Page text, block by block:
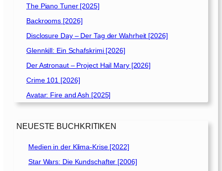
The Piano Tuner [2025]
Backrooms [2026]
Disclosure Day – Der Tag der Wahrheit [2026]
Glennkill: Ein Schafskrimi [2026]
Der Astronaut – Project Hail Mary [2026]
Crime 101 [2026]
Avatar: Fire and Ash [2025]
NEUESTE BUCHKRITIKEN
Medien in der Klima-Krise [2022]
Star Wars: Die Kundschafter [2006]